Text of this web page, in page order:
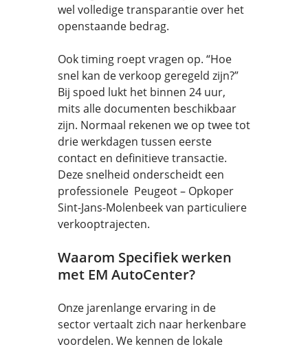
wel volledige transparantie over het
openstaande bedrag.
Ook timing roept vragen op. “Hoe
snel kan de verkoop geregeld zijn?”
Bij spoed lukt het binnen 24 uur,
mits alle documenten beschikbaar
zijn. Normaal rekenen we op twee tot
drie werkdagen tussen eerste
contact en definitieve transactie.
Deze snelheid onderscheidt een
professionele Peugeot – Opkoper
Sint-Jans-Molenbeek van particuliere
verkooptrajecten.
Waarom Specifiek werken
met EM AutoCenter?
Onze jarenlange ervaring in de
sector vertaalt zich naar herkenbare
voordelen. We kennen de lokale